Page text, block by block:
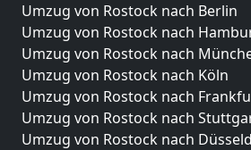
Umzug von Rostock nach Berlin
Umzug von Rostock nach
Umzug von Rostock nach
Umzug von Rostock nach Köln
Umzug von Rostock nach
Umzug von Rostock nach
Umzug von Rostock nach